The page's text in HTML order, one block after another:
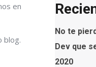
en
blog.
No te
Dev que
2020